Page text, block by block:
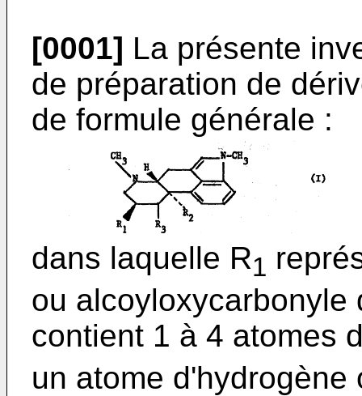
[0001] La présente
de préparation de
de formule générale :
dans laquelle R1
ou alcoyloxycarbonyle
contient 1 à 4 atomes
un atome d'hydrogène